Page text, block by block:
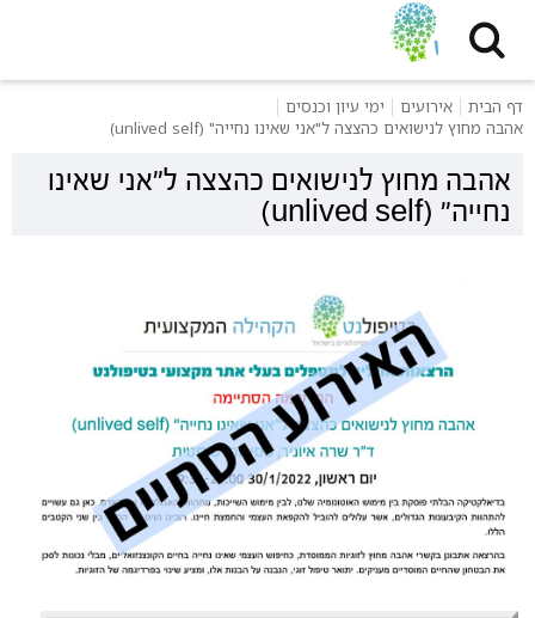
דף הבית אירועים
ימי עיון וכנסים
אהבה מחוץ לנישואים כהצצה ל"אני שאינו נחייה" (unlived self)
אהבה מחוץ לנישואים כהצצה ל"אני שאינו
נחייה" (unlived self)